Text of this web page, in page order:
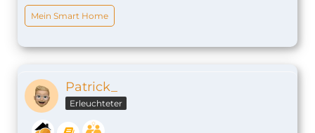
Mein Smart Home
Patrick_
Erleuchteter